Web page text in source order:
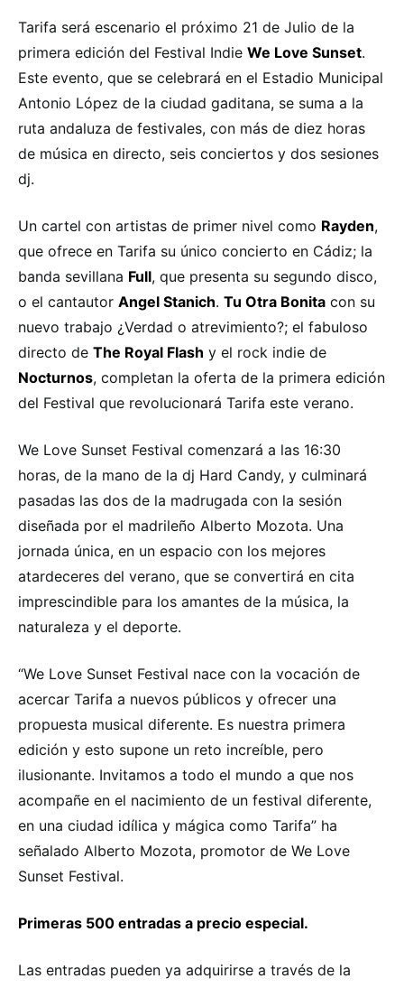
Tarifa será escenario el próximo 21 de Julio de la
primera edición del Festival Indie We Love Sunset.
Este evento, que se celebrará en el Estadio Municipal
Antonio López de la ciudad gaditana, se suma a la
ruta andaluza de festivales, con más de diez horas
de música en directo, seis conciertos y dos sesiones
dj.
Un cartel con artistas de primer nivel como Rayden,
que ofrece en Tarifa su único concierto en Cádiz; la
banda sevillana Full, que presenta su segundo disco,
o el cantautor Angel Stanich. Tu Otra Bonita con su
nuevo trabajo ¿Verdad o atrevimiento?; el fabuloso
directo de The Royal Flash y el rock indie de
Nocturnos, completan la oferta de la primera edición
del Festival que revolucionará Tarifa este verano.
We Love Sunset Festival comenzará a las 16:30
horas, de la mano de la dj Hard Candy, y culminará
pasadas las dos de la madrugada con la sesión
diseñada por el madrileño Alberto Mozota. Una
jornada única, en un espacio con los mejores
atardeceres del verano, que se convertirá en cita
imprescindible para los amantes de la música, la
naturaleza y el deporte.
“We Love Sunset Festival nace con la vocación de
acercar Tarifa a nuevos públicos y ofrecer una
propuesta musical diferente. Es nuestra primera
edición y esto supone un reto increíble, pero
ilusionante. Invitamos a todo el mundo a que nos
acompañe en el nacimiento de un festival diferente,
en una ciudad idílica y mágica como Tarifa” ha
señalado Alberto Mozota, promotor de We Love
Sunset Festival.
Primeras 500 entradas a precio especial.
Las entradas pueden ya adquirirse a través de la